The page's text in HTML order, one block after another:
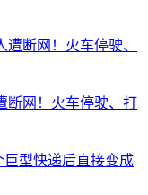
断网！火车停驶、打